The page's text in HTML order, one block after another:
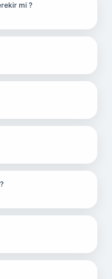
mi ?